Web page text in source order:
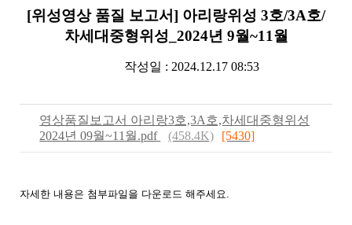
[위성영상 품질 보고서] 아리랑위성 3호/3A호/
차세대중형위성_2024년 9월~11월
작성일 : 2024.12.17 08:53
영상품질보고서 아리랑3호,3A호,차세대중형위성
2024년 09월~11월.pdf
(458.4K) [5430]
자세한 내용은 첨부파일을 다운로드 해주세요.